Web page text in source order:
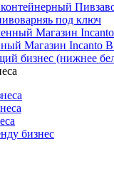
под ключ
Магазин Incanto
бизнес (нижнее
бизнес